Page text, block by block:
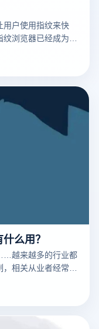
用户使用指纹来快
浏览器已经成为了
始使用它。
么用？
越来越多的行业都
相关从业者经常要
便要用到指纹浏览
我们需要知道什么